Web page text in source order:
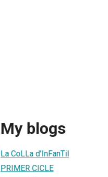
My blogs
La CoLLa d'InFanTil
PRIMER CICLE